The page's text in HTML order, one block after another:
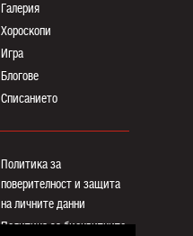
Галерия
Хороскопи
Игра
Блогoве
Списанието
Политика за
поверителност и защита
на личните данни
Политика за бисквитките